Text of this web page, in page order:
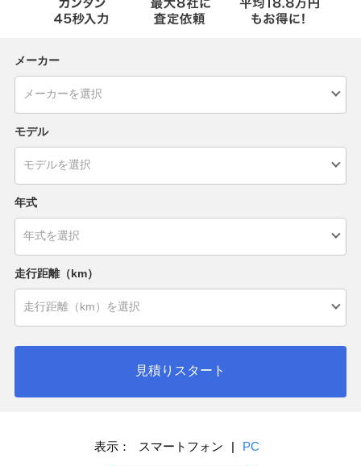
メーカー
モデル
年式
走行距離（km）
見積りスタート
表示： スマートフォン | PC